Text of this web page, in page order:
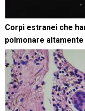
Corpi estranei che
polmonare